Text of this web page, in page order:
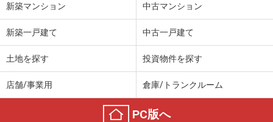
新築マンション 中古マンション
新築一戸建て 中古一戸建て
土地を探す 投資物件を探す
店舗/事業用 倉庫/トランクルーム
PC版へ